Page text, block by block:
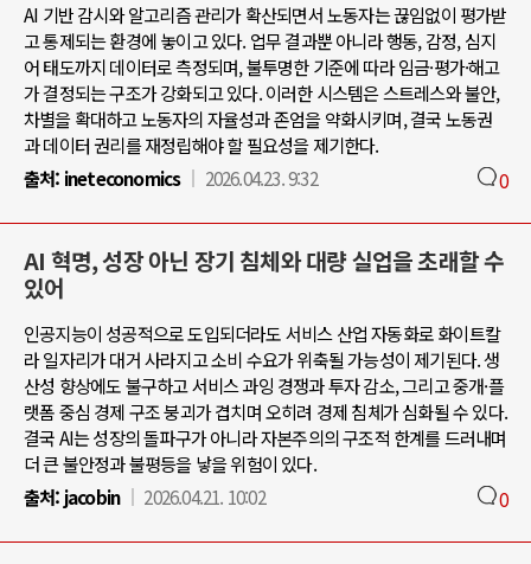
AI 기반 감시와 알고리즘 관리가 확산되면서 노동자는 끊임없이 평가받
고 통제되는 환경에 놓이고 있다. 업무 결과뿐 아니라 행동, 감정, 심지
어 태도까지 데이터로 측정되며, 불투명한 기준에 따라 임금·평가·해고
가 결정되는 구조가 강화되고 있다. 이러한 시스템은 스트레스와 불안,
차별을 확대하고 노동자의 자율성과 존엄을 약화시키며, 결국 노동권
과 데이터 권리를 재정립해야 할 필요성을 제기한다.
출처: ineteconomics 2026.04.23. 9:32 0
AI 혁명, 성장 아닌 장기 침체와 대량 실업을 초래할 수
있어
인공지능이 성공적으로 도입되더라도 서비스 산업 자동화로 화이트칼
라 일자리가 대거 사라지고 소비 수요가 위축될 가능성이 제기된다. 생
산성 향상에도 불구하고 서비스 과잉 경쟁과 투자 감소, 그리고 중개·플
랫폼 중심 경제 구조 붕괴가 겹치며 오히려 경제 침체가 심화될 수 있다.
결국 AI는 성장의 돌파구가 아니라 자본주의의 구조적 한계를 드러내며
더 큰 불안정과 불평등을 낳을 위험이 있다.
출처: jacobin 2026.04.21. 10:02 0